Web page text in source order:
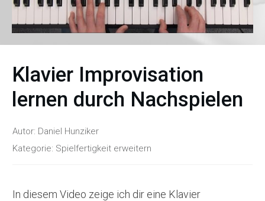
Klavier Improvisation
lernen durch Nachspielen
Autor: Daniel Hunziker
Kategorie: Spielfertigkeit erweitern
In diesem Video zeige ich dir eine Klavier